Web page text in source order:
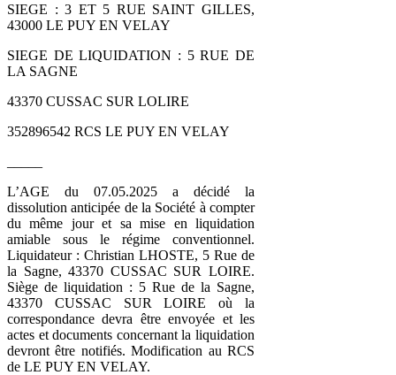
SIEGE : 3 ET 5 RUE SAINT GILLES,
43000 LE PUY EN VELAY
SIEGE DE LIQUIDATION : 5 RUE DE
LA SAGNE
43370 CUSSAC SUR LOLIRE
352896542 RCS LE PUY EN VELAY
L’AGE du 07.05.2025 a décidé la
dissolution anticipée de la Société à compter
du même jour et sa mise en liquidation
amiable sous le régime conventionnel.
Liquidateur : Christian LHOSTE, 5 Rue de
la Sagne, 43370 CUSSAC SUR LOIRE.
Siège de liquidation : 5 Rue de la Sagne,
43370 CUSSAC SUR LOIRE où la
correspondance devra être envoyée et les
actes et documents concernant la liquidation
devront être notifiés. Modification au RCS
de LE PUY EN VELAY.